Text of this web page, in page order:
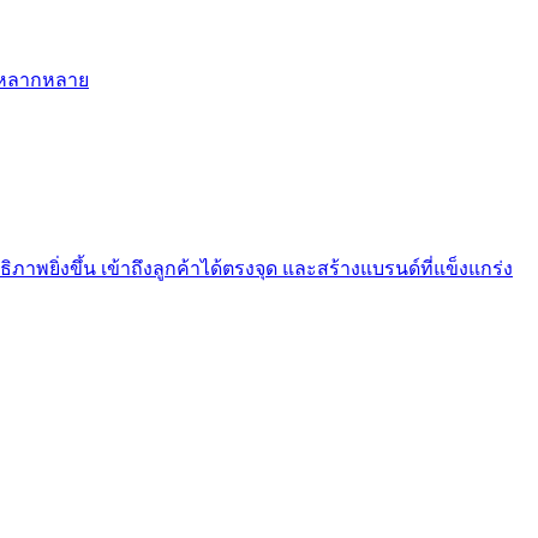
ลากหลาย
พยิ่งขึ้น เข้าถึงลูกค้าได้ตรงจุด และสร้างแบรนด์ที่แข็งแกร่ง